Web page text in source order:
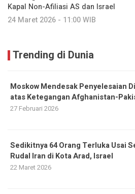
Kapal Non-Afiliasi AS dan Israel
24 Maret 2026 - 11:00 WIB
Trending di Dunia
Moskow Mendesak Penyelesaian
atas Ketegangan Afghanistan-
27 Februari 2026
Sedikitnya 64 Orang Terluka Usai
Rudal Iran di Kota Arad, Israel
22 Maret 2026